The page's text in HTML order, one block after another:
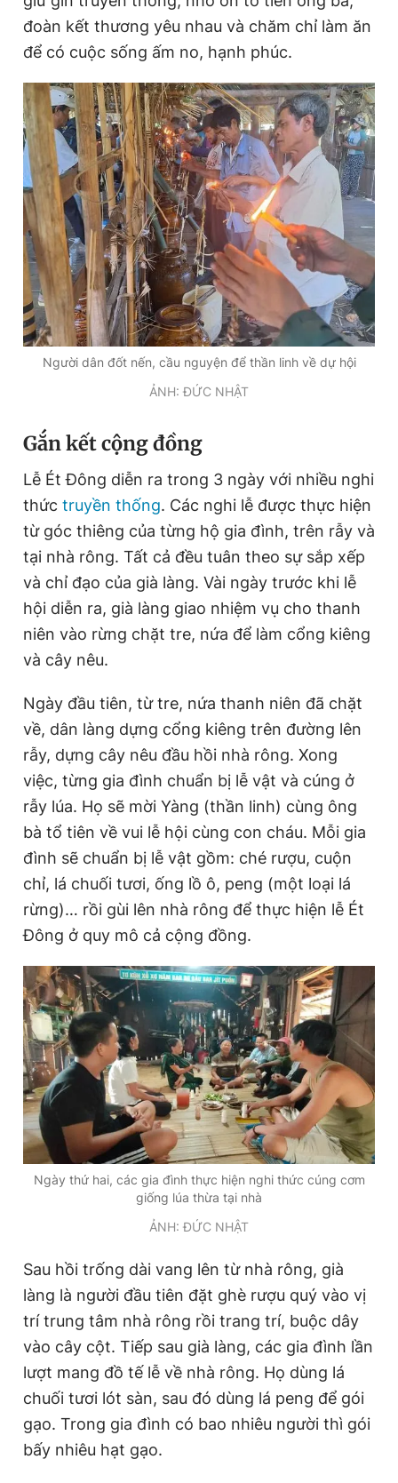
đoàn kết thương yêu nhau và chăm chỉ làm ăn
để có cuộc sống ấm no, hạnh phúc.
Người dân đốt nến, cầu nguyện để thần linh về dự hội
ẢNH: ĐỨC NHẬT
Gắn kết cộng đồng
Lễ Ét Đông diễn ra trong 3 ngày với nhiều nghi
thức truyền thống. Các nghi lễ được thực hiện
từ góc thiêng của từng hộ gia đình, trên rẫy và
tại nhà rông. Tất cả đều tuân theo sự sắp xếp
và chỉ đạo của già làng. Vài ngày trước khi lễ
hội diễn ra, già làng giao nhiệm vụ cho thanh
niên vào rừng chặt tre, nứa để làm cổng kiêng
và cây nêu.
Ngày đầu tiên, từ tre, nứa thanh niên đã chặt
về, dân làng dựng cổng kiêng trên đường lên
rẫy, dựng cây nêu đầu hồi nhà rông. Xong
việc, từng gia đình chuẩn bị lễ vật và cúng ở
rẫy lúa. Họ sẽ mời Yàng (thần linh) cùng ông
bà tổ tiên về vui lễ hội cùng con cháu. Mỗi gia
đình sẽ chuẩn bị lễ vật gồm: ché rượu, cuộn
chỉ, lá chuối tươi, ống lồ ô, peng (một loại lá
rừng)… rồi gùi lên nhà rông để thực hiện lễ Ét
Đông ở quy mô cả cộng đồng.
Ngày thứ hai, các gia đình thực hiện nghi thức cúng cơm
giống lúa thừa tại nhà
ẢNH: ĐỨC NHẬT
Sau hồi trống dài vang lên từ nhà rông, già
làng là người đầu tiên đặt ghè rượu quý vào vị
trí trung tâm nhà rông rồi trang trí, buộc dây
vào cây cột. Tiếp sau già làng, các gia đình lần
lượt mang đồ tế lễ về nhà rông. Họ dùng lá
chuối tươi lót sàn, sau đó dùng lá peng để gói
gạo. Trong gia đình có bao nhiêu người thì gói
bấy nhiêu hạt gạo.